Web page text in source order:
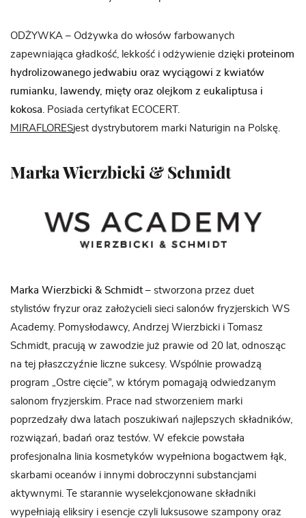
ODŻYWKA – Odżywka do włosów farbowanych
zapewniająca gładkość, lekkość i odżywienie dzięki proteinom
hydrolizowanego jedwabiu oraz wyciągowi z kwiatów
rumianku, lawendy, mięty oraz olejkom z eukaliptusa i
kokosa . Posiada certyfikat ECOCERT.
MIRAFLORESjest dystrybutorem marki Naturigin na Polskę.
Marka Wierzbicki & Schmidt
Marka Wierzbicki & Schmidt – stworzona przez duet
stylistów fryzur oraz założycieli sieci salonów fryzjerskich WS
Academy. Pomysłodawcy, Andrzej Wierzbicki i Tomasz
Schmidt, pracują w zawodzie już prawie od 20 lat, odnosząc
na tej płaszczyźnie liczne sukcesy. Wspólnie prowadzą
program „Ostre cięcie”, w którym pomagają odwiedzanym
salonom fryzjerskim. Prace nad stworzeniem marki
poprzedzały dwa latach poszukiwań najlepszych składników,
rozwiązań, badań oraz testów. W efekcie powstała
profesjonalna linia kosmetyków wypełniona bogactwem łąk,
skarbami oceanów i innymi dobroczynni substancjami
aktywnymi. Te starannie wyselekcjonowane składniki
wypełniają eliksiry i esencje czyli luksusowe szampony oraz